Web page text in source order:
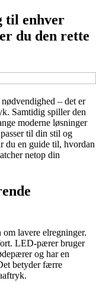
til enhver
du den rette
– det er
Samtidig spiller den
moderne løsninger
til din stil og
du en guide til, hvordan
netop din
lavere elregninger.
LED-pærer bruger
og har en
betyder færre